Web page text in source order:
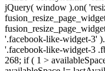
jQuery( window ).on(
'.facebook-like-widget-3'
'.facebook-like-widget-3
268; if ( 1 >